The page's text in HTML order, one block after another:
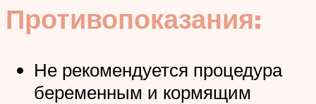
Противопоказания:
Не рекомендуется процедура
беременным и кормящим